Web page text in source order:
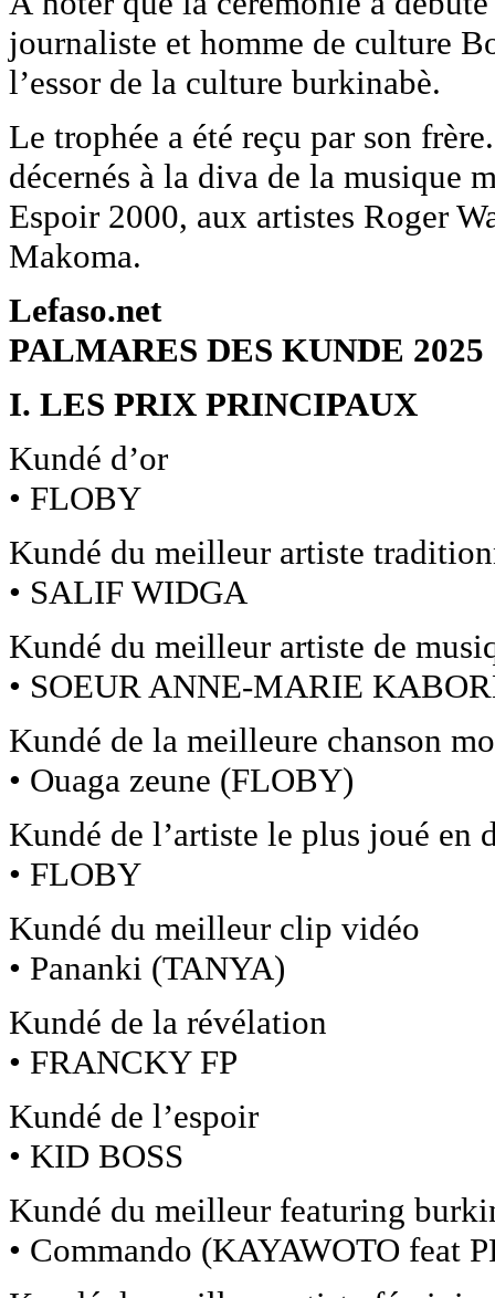
journaliste et homme de culture
l’essor de la culture burkinabè.
Le trophée a été reçu par son
décernés à la diva de la musique
Espoir 2000, aux artistes Roger
Makoma.
Lefaso.net
PALMARES DES KUNDE 2025
I. LES PRIX PRINCIPAUX
Kundé d’or
• FLOBY
Kundé du meilleur artiste
• SALIF WIDGA
Kundé du meilleur artiste de
• SOEUR ANNE-MARIE
Kundé de la meilleure chanson
• Ouaga zeune (FLOBY)
Kundé de l’artiste le plus joué en
• FLOBY
Kundé du meilleur clip vidéo
• Pananki (TANYA)
Kundé de la révélation
• FRANCKY FP
Kundé de l’espoir
• KID BOSS
Kundé du meilleur featuring
• Commando (KAYAWOTO feat